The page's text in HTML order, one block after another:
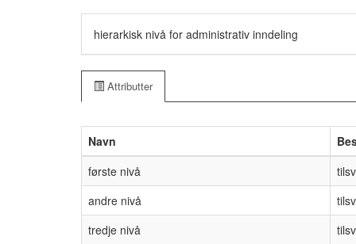
hierarkisk nivå for administrativ inndeling
Attributter
Navn
første nivå
andre nivå
tredje nivå